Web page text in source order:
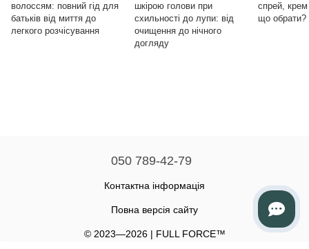
волоссям: повний гід для
батьків від миття до
легкого розчісування
шкірою голови при
схильності до лупи: від
очищення до нічного
догляду
спрей,
що обрати?
050 789-42-79
Контактна інформація
Повна версія сайту
© 2023—2026 | FULL FORCE™